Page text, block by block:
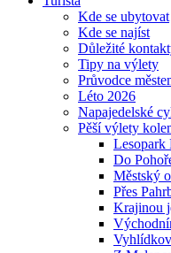
Kde se ubytovat
Kde se najíst
Důležité
Tipy na výlety
Průvodce
Léto 2026
Napajedelské
Pěší výlety
Lesopark
Do
Městský
Přes
Krajinou